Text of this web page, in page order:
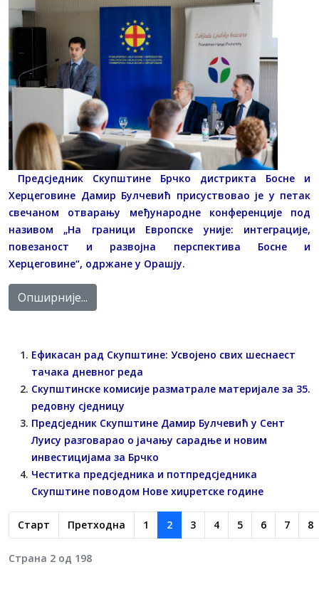
Предсједник Скупштине Брчко дистрикта Босне и
Херцеговине Дамир Булчевић присуствовао је у петак
свечаном отварању међународне конференције под
називом „На граници Европске уније: интеграције,
повезаност и развојна перспектива Босне и
Херцеговине“, одржане у Орашју.
Опширније...
Ефикасан рад Скупштине: Усвојено свих шеснаест
тачака дневног реда
Скупштинске комисије разматрале материјале за 35.
редовну сједницу
Предсједник Скупштине Дамир Булчевић у Сент
Луису разговарао о јачању сарадње и новим
инвестицијама за Брчко
Честитка предсједника и потпредсједника
Скупштине поводом Нове хиџретске године
Старт Претходна 1 2 3 4 5 6 7 8
Страна 2 од 198